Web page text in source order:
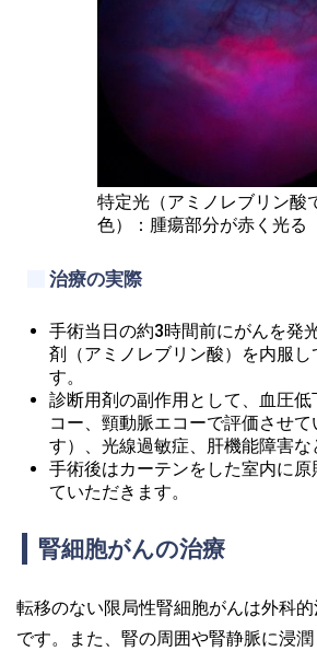
特定光（アミノレブリン酸
色）：腫瘍部分が赤く光る
治療の実際
手術当日の約3時間前にがんを発
剤（アミノレブリン酸）を内服し
す。
診断用剤の副作用として、血圧低
コー、頸動脈エコーで評価させて
す）、光線過敏症、肝機能障害な
手術後はカーテンをした室内に原
ていただきます。
腎細胞がんの治療
転移のない限局性腎細胞がんは外科
です。また、腎の周囲や腎静脈に浸